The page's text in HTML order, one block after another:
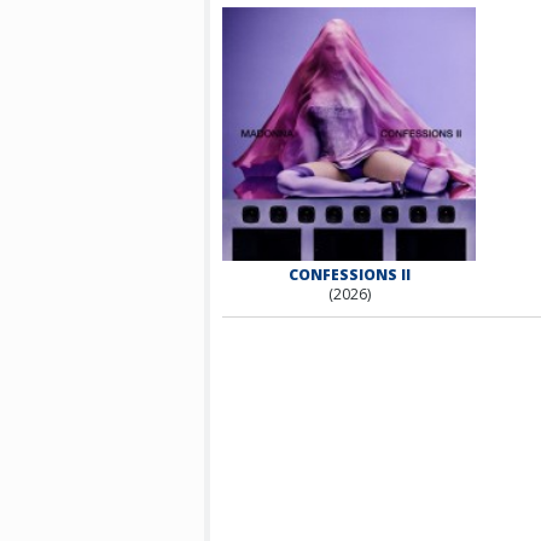
CONFESSIONS II
(2026)